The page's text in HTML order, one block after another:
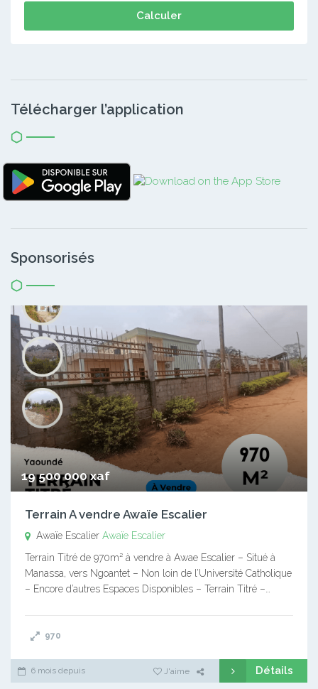
Calculer
Télécharger l’application
Sponsorisés
19 500 000 xaf
Terrain A vendre Awaïe Escalier
Awaïe Escalier Awaïe Escalier
Terrain Titré de 970m² à vendre à Awae Escalier – Situé à
Manassa, vers Ngoantet – Non loin de l’Université Catholique
– Encore d’autres Espaces Disponibles – Terrain Titré –…
970
6 mois depuis J'aime Détails